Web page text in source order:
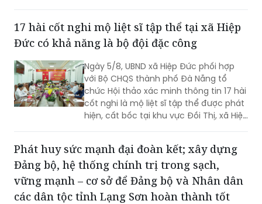
tiêu trở thành thành phố trực thuộc
Trung ương trước năm 2030, hướng tới
và là cực tăng trưởng mới của khu vực
phía Bắc.
17 hài cốt nghi mộ liệt sĩ tập thể tại xã Hiệp
Đức có khả năng là bộ đội đặc công
Ngày 5/8, UBND xã Hiệp Đức phối hợp
với Bộ CHQS thành phố Đà Nẵng tổ
chức Hội thảo xác minh thông tin 17 hài
cốt nghi là mộ liệt sĩ tập thể được phát
hiện, cất bốc tại khu vực Đồi Thị, xã Hiệp
Phát huy sức mạnh đại đoàn kết; xây dựng
Đảng bộ, hệ thống chính trị trong sạch,
vững mạnh – cơ sở để Đảng bộ và Nhân dân
các dân tộc tỉnh Lạng Sơn hoàn thành tốt